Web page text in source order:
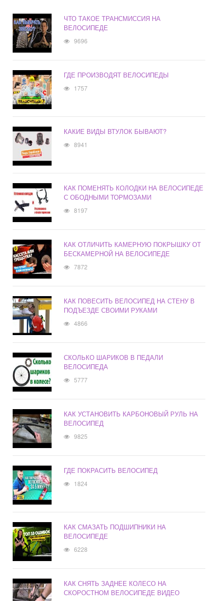
ЧТО ТАКОЕ ТРАНСМИССИЯ НА
ВЕЛОСИПЕДЕ
9696
ГДЕ ПРОИЗВОДЯТ ВЕЛОСИПЕДЫ
1757
КАКИЕ ВИДЫ ВТУЛОК БЫВАЮТ?
8941
КАК ПОМЕНЯТЬ КОЛОДКИ НА ВЕЛОСИПЕДЕ
С ОБОДНЫМИ ТОРМОЗАМИ
8197
КАК ОТЛИЧИТЬ КАМЕРНУЮ ПОКРЫШКУ ОТ
БЕСКАМЕРНОЙ НА ВЕЛОСИПЕДЕ
7872
КАК ПОВЕСИТЬ ВЕЛОСИПЕД НА СТЕНУ В
ПОДЪЕЗДЕ СВОИМИ РУКАМИ
4866
СКОЛЬКО ШАРИКОВ В ПЕДАЛИ
ВЕЛОСИПЕДА
5777
КАК УСТАНОВИТЬ КАРБОНОВЫЙ РУЛЬ НА
ВЕЛОСИПЕД
9825
ГДЕ ПОКРАСИТЬ ВЕЛОСИПЕД
1824
КАК СМАЗАТЬ ПОДШИПНИКИ НА
ВЕЛОСИПЕДЕ
6228
КАК СНЯТЬ ЗАДНЕЕ КОЛЕСО НА
СКОРОСТНОМ ВЕЛОСИПЕДЕ ВИДЕО